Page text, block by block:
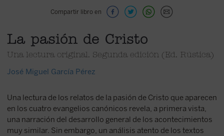
Compartir libro en
La pasión de Cristo
Una lectura original. Segunda edición (Ed. Rústica)
José Miguel García Pérez
Una lectura de los relatos de la pasión de Cristo que aparecen
en los cuatro evangelios canónicos revela, a primera vista,
una narración del desarrollo general de los acontecimientos
muy similar. Sin embargo, un análisis atento de los textos